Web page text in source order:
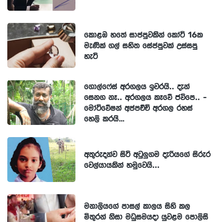
කොළඹ හතේ සාප්පුවකින් කෝටි 16ක
මැණික් ගල් සහිත සේප්පුවක් උස්සපු
හැටි
ගොල්ෆේස් අරගලය ඉවරයි.. දැන්
සෙනග නෑ.. අරගලය කෑවේ ජවිපෙ.. -
මෝටිවේෂන් අප්පච්චි අරගල රහස්
හෙලි කරයි…
අතුරුදන්ව සිටි අටුලුගම දැරියගේ සිරුර
වෙල්යායකින් හමුවෙයි...
මනාලියගේ පාසල් කාලය සිහි කල
මිතුරන් නිසා මධුසමයදා යුවළම පොලිසි